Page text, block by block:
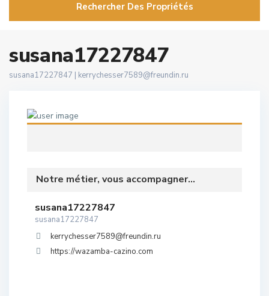
Rechercher Des Propriétés
susana17227847
susana17227847 | kerrychesser7589@freundin.ru
Notre métier, vous accompagner...
susana17227847
susana17227847
kerrychesser7589@freundin.ru
https://wazamba-cazino.com